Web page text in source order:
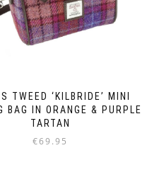
TWEED ‘KILBRIDE’ MINI
BAG IN ORANGE & PURPLE
TARTAN
€69.95